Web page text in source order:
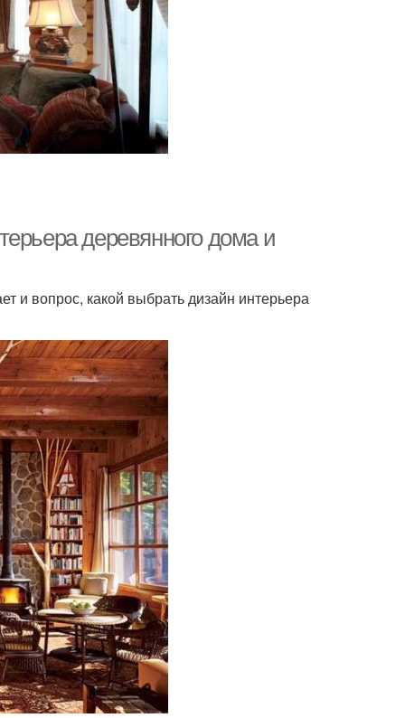
деревянного дома и
и вопрос, какой выбрать дизайн интерьера